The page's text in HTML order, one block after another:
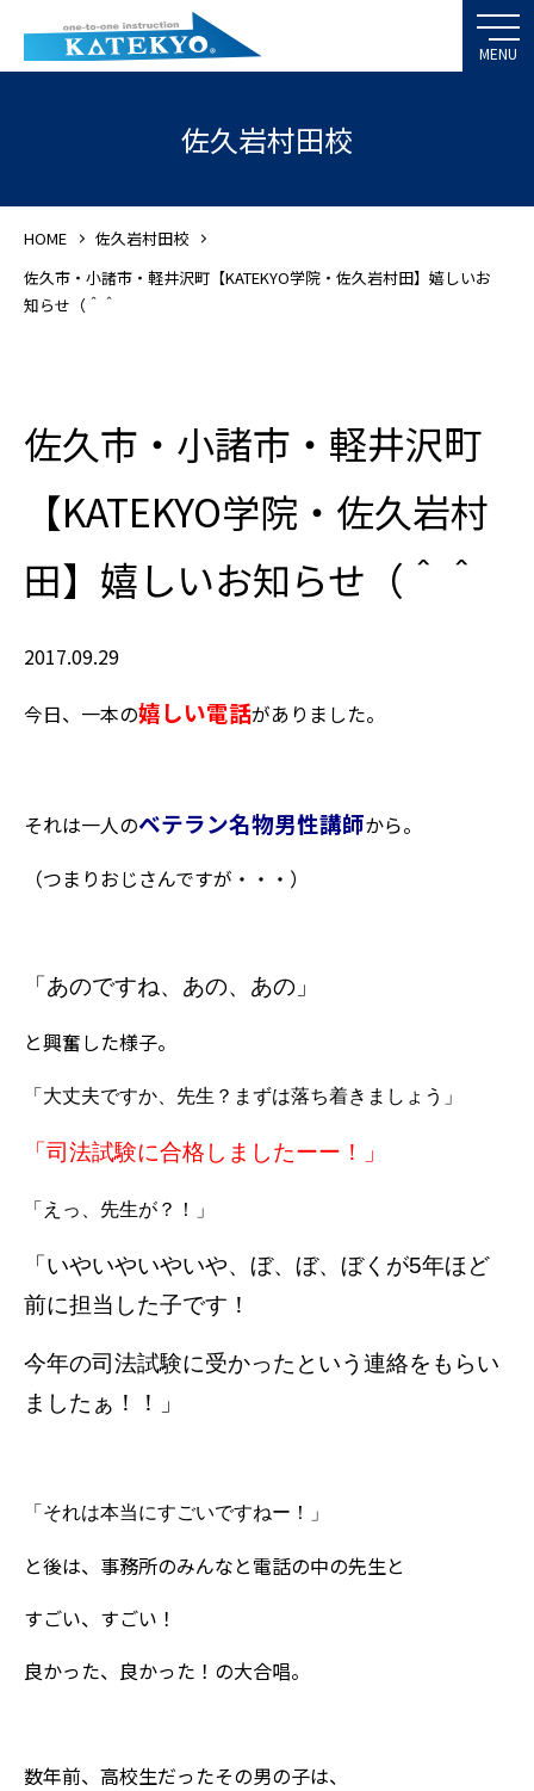
佐久岩村田校
HOME
佐久岩村田校
佐久市・小諸市・軽井沢町【KATEKYO学院・佐久岩村田】嬉しいお
知らせ（＾＾
佐久市・小諸市・軽井沢町
【KATEKYO学院・佐久岩村
田】嬉しいお知らせ（＾＾
2017.09.29
今日、一本の嬉しい電話がありました。
それは一人のベテラン名物男性講師から。
（つまりおじさんですが・・・）
「あのですね、あの、あの」
と興奮した様子。
「大丈夫ですか、先生？まずは落ち着きましょう」
「司法試験に合格しましたーー！」
「えっ、先生が？！」
「いやいやいやいや、ぼ、ぼ、ぼくが5年ほど
前に担当した子です！
今年の司法試験に受かったという連絡をもらい
ましたぁ！！」
「それは本当にすごいですねー！」
と後は、事務所のみんなと電話の中の先生と
すごい、すごい！
良かった、良かった！の大合唱。
数年前、高校生だったその男の子は、